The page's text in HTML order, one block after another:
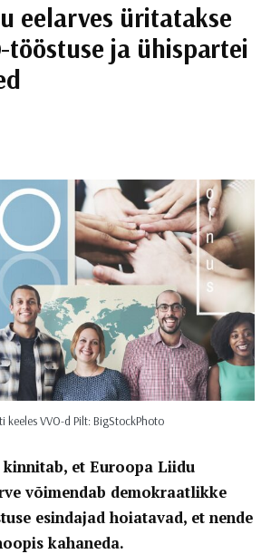
eelarves üritatakse
tööstuse ja ühispartei
keeles VVO-d Pilt: BigStockPhoto
et Euroopa Liidu
võimendab demokraatlikke
esindajad hoiatavad, et nende
kahaneda.